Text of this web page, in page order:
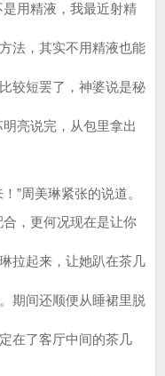
用精液，我最近射精
法，其实不用精液也能
较短罢了，神婆说是秘
亮说完，从包里拿出
”周美琳紧张的说道。
，更何况现在是让你
拉起来，让她趴在茶几
期间还顺便从睡裙里脱
在了客厅中间的茶几